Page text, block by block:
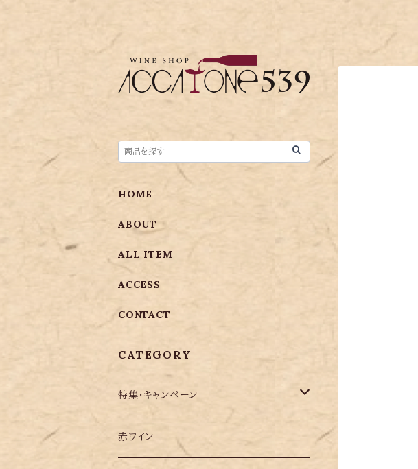
HOME
ABOUT
ALL ITEM
ACCESS
CONTACT
CATEGORY
特集・キャンペーン
ソムリエ松田 2025年 ベスト10選ワイン
赤ワイン